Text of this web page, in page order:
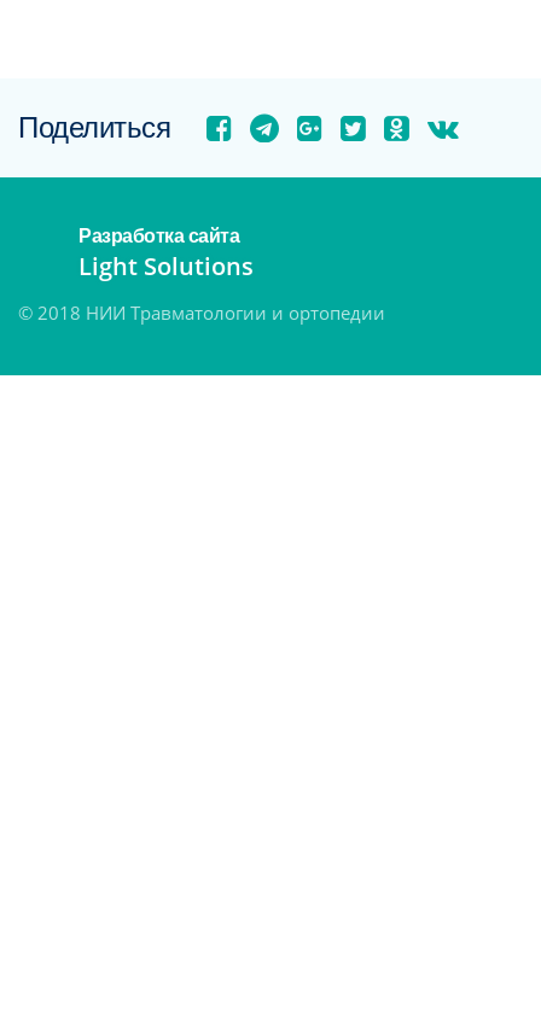
Поделиться
© 2018 НИИ Травматологии и ортопедии
Разработка сайта
Light Solutions